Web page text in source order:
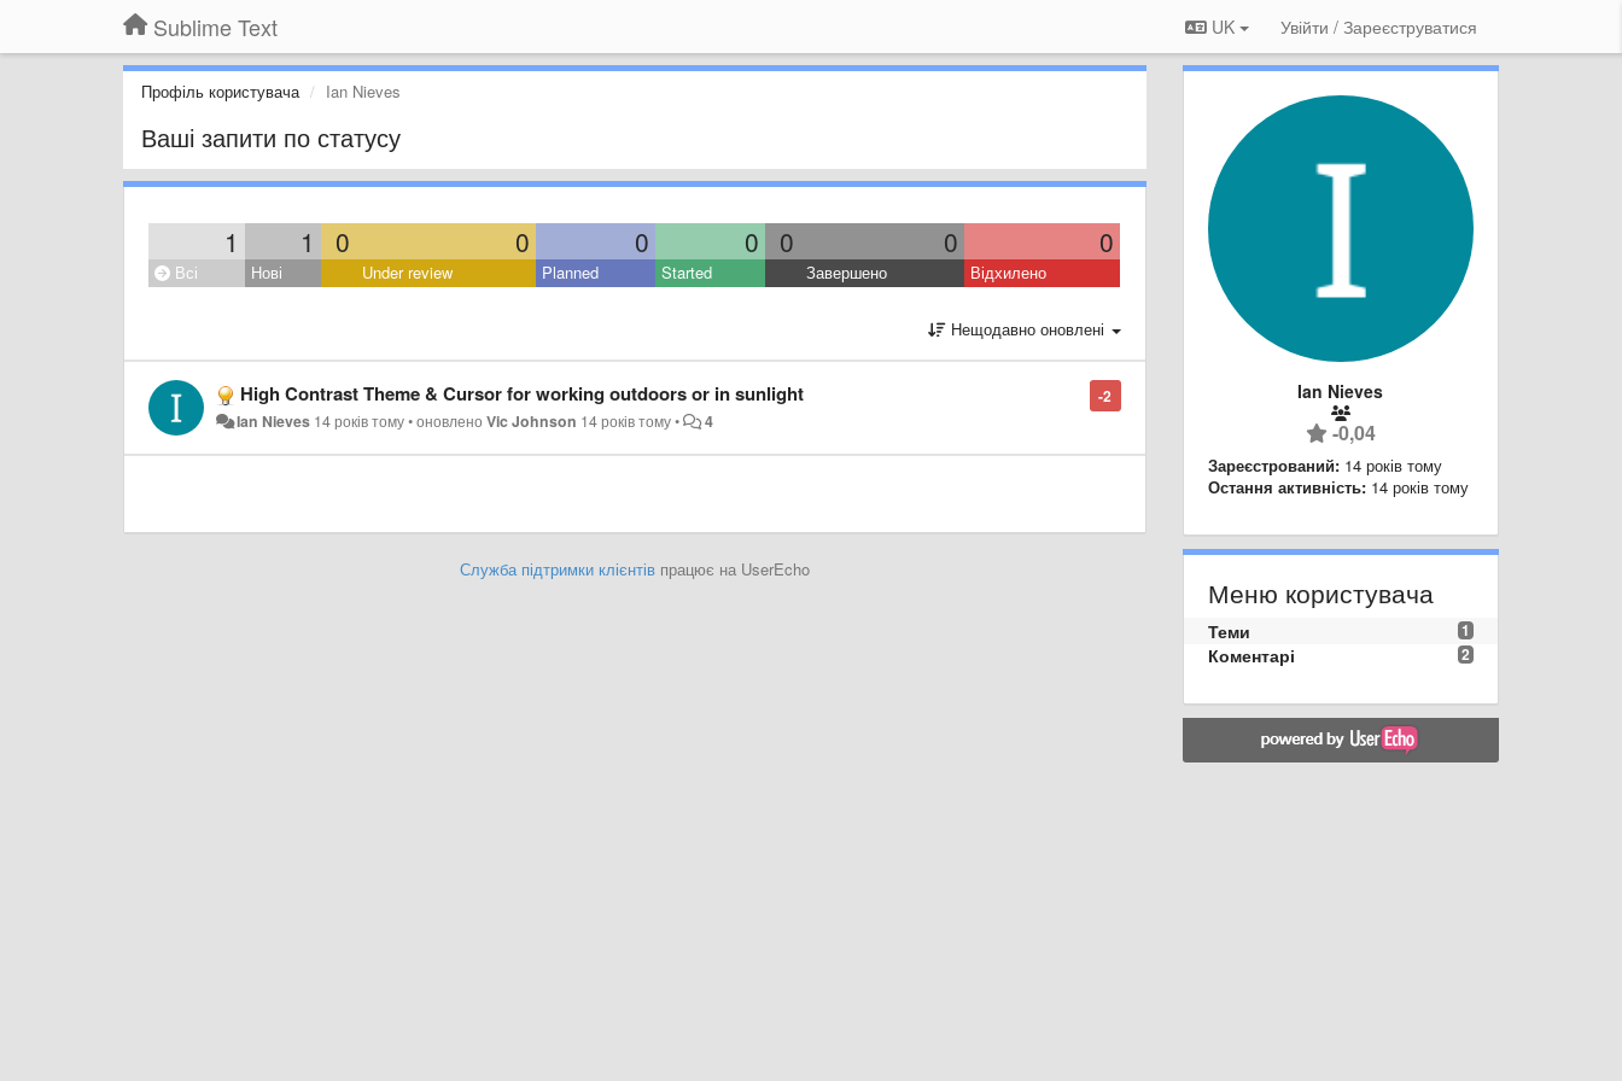
Sublime Text UK Увійти / Зареєструватися
Профіль користувача Ian Nieves
Ваші запити по статусу
1 1 0 0 0 0 0 0 0
Всі Нові Under review Planned Started Завершено Відхилено
Нещодавно оновлені
-2
High Contrast Theme & Cursor for working outdoors or in sunlight
Ian Nieves 14 років тому•оновленоVic Johnson 14 років тому• 4
Служба підтримки клієнтівпрацює на UserEcho
Ian Nieves
-0,04
Зареєстрований: 14 років тому
Остання активність: 14 років тому
Меню користувача
1
Теми
2
Коментарі